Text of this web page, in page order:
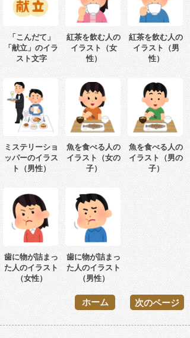
「こんだて」
「献立」のイラ
スト文字
紅茶を飲む人の
イラスト（女
性）
紅茶を飲む人の
イラスト（男
性）
ミステリーショ
ッパーのイラス
ト（男性）
魚を食べる人の
イラスト（女の
子）
魚を食べる人の
イラスト（男の
子）
歯に物が詰まっ
た人のイラスト
（女性）
歯に物が詰まっ
た人のイラスト
（男性）
次のページ
ホーム